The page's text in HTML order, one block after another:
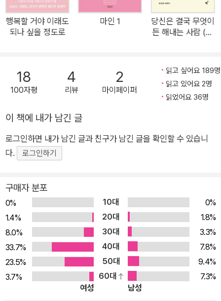
대해 칭찬하지도 말고, 나무라지도 말고, 그대로 봐 주기만 했으
면….” 바랐던 김장하 선생의 말씀을 따르기 위해 최대한 있는 그
대로 여과 없이 펴냈다. 거짓과 미사여구 없이, 김장하 선생의 선
에게는 감동으로 누군가에게는 일깨움으로 닿아 읽는 이로 하여
금 좋은 사람이 되고 싶은 마음이 들게 한다. 이 책을 곁에 두고
을 수 있을 것이다. 기억은 금세 사라진다. 이 책은 어른의 삶을
활자로 담아 어른이 부재한 시대의 좋은 어른의 선한 영향력을 전
한다. 김장하 선생은 등산할 때 그저 ‘사부작사부작 꼼지락꼼지
락’ 가면 된다고 말한다. 사부작사부작, 한평생 거름을 뿌리며 살
이 지탱하고 있는 거다.” 교육·사회·문화·인권 전 영역에 걸친 60
년의 고요한 베풂 어른에게도 ‘어른’이 필요하다 좋은 어른을 기
억하기 위한 감동과 감사의 기록 - 1,000명 이상 수십 년간 장학
금 지원 - 명신고등학교 설립 및 경상대학교 남명학관 건립 지원
- 형평운동기념사업회와 진주문화연구소 등 지역 문화사업 후원
- 지역 언론사 및 진주문고 사업 후원 - 진주가정폭력상담소 후원
및 호주제 폐지 운동 지원 - 60년의 베풂 이후 은퇴하며 재산 전
행복할 거야 이래도
되나 싶을 정도로
마인 1
당신은 결국 무엇이
든 해내는 사람 (특
18
100자평
4
리뷰
2
마이페이퍼
읽고 싶어요 189명
읽고 있어요 2명
읽었어요 36명
이 책에 내가 남긴 글
로그인하면 내가 남긴 글과 친구가 남긴 글을 확인할 수 있습니
다.
로그인하기
구매자 분포
0% 10대
0%
1.4%
20대
1.8%
8.0%
30대
3.3%
33.7%
40대
7.8%
23.5%
50대
9.4%
3.7%
60대
7.3%
여성
남성